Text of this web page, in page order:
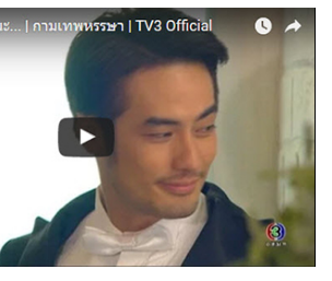
The Cupids บริษัทรักอุตลุด